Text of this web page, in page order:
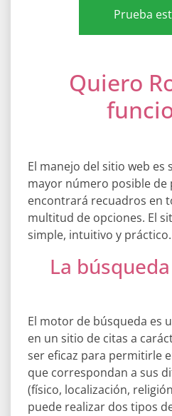
Prueba
Quiero
El manejo del sitio web es
mayor número posible de
encontrará recuadros en
multitud de opciones. El
simple, intuitivo y práctico.
La
El motor de búsqueda es
en un sitio de citas a
ser eficaz para permitirle
que correspondan a sus
(físico, localización,
puede realizar dos tipos